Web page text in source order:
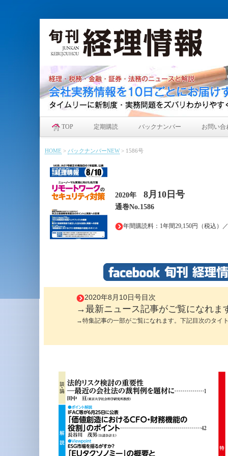
TOP 定期購読 バックナンバー お問い合
HOME > バックナンバーNEW> 1586号
2020年 8月10日 号
通巻No.1586
年間購読料：1年間29,150円（税込）
2020年8月10日号目次
→最新ニュース記事がご覧になれま
→特集記事の一部がご覧になれます。下記目次のタイ